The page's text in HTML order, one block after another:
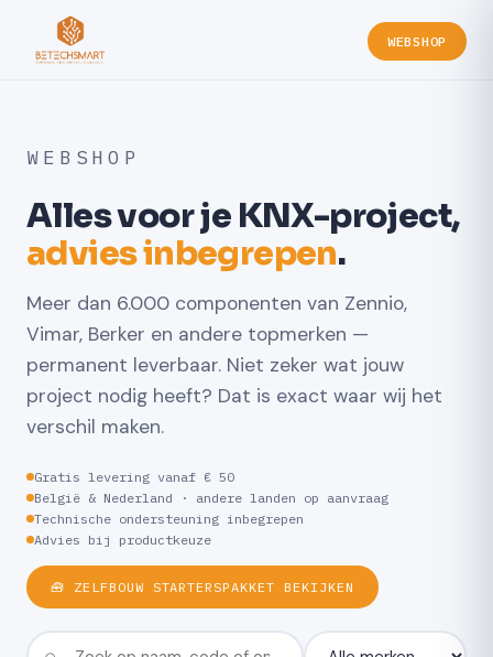
WEBSHOP
WEBSHOP
Alles voor je KNX-project,
advies inbegrepen.
Meer dan 6.000 componenten van Zennio,
Vimar, Berker en andere topmerken —
permanent leverbaar. Niet zeker wat jouw
project nodig heeft? Dat is exact waar wij het
verschil maken.
Gratis levering vanaf € 50
België & Nederland · andere landen op aanvraag
Technische ondersteuning inbegrepen
Advies bij productkeuze
🧰 ZELFBOUW STARTERSPAKKET BEKIJKEN